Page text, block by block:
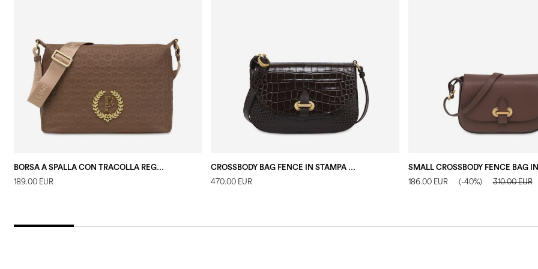
BORSA A SPALLA CON TRACOLLA REGOLABILE HERITAGE LOGO EMBOSSED MARRONE
189.00 EUR
CROSSBODY BAG FENCE IN STAMPA COCCO T.MORO/T.MORO
470.00 EUR 186.00 EUR (-40%) 310.00 EUR